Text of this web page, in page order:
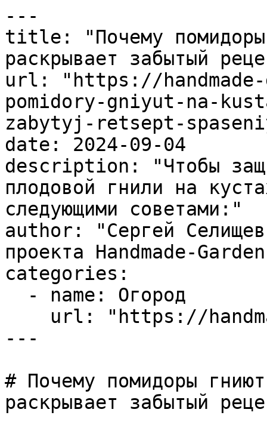
---
title: "Почему помидоры
раскрывает забытый
url: "https://handmade-
pomidory-gniyut-na-
zabytyj-retsept-
date: 2024-09-04
description: "Чтобы
плодовой гнили на
следующими советами:"
author: "Сергей
проекта Handmade-
categories:
---
# Почему помидоры
раскрывает забытый